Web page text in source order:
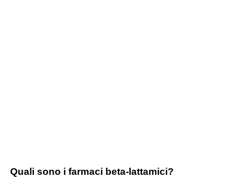
Quali sono i farmaci beta-lattamici?